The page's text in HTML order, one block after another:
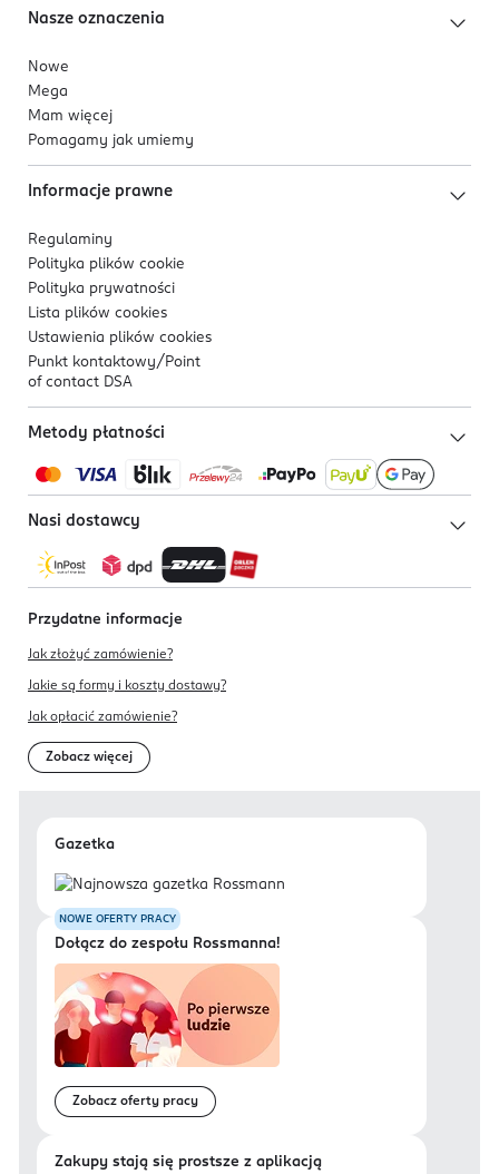
Nasze oznaczenia
Nowe
Mega
Mam więcej
Pomagamy jak umiemy
Informacje prawne
Regulaminy
Polityka plików cookie
Polityka prywatności
Lista plików cookies
Ustawienia plików cookies
Punkt kontaktowy/ Point
of contact DSA
Metody płatności
Nasi dostawcy
Przydatne informacje
Jak złożyć zamówienie?
Jakie są formy i koszty dostawy?
Jak opłacić zamówienie?
Zobacz więcej
Gazetka
NOWE OFERTY PRACY
Dołącz do zespołu Rossmanna!
Zobacz oferty pracy
Zakupy stają się prostsze z aplikacją